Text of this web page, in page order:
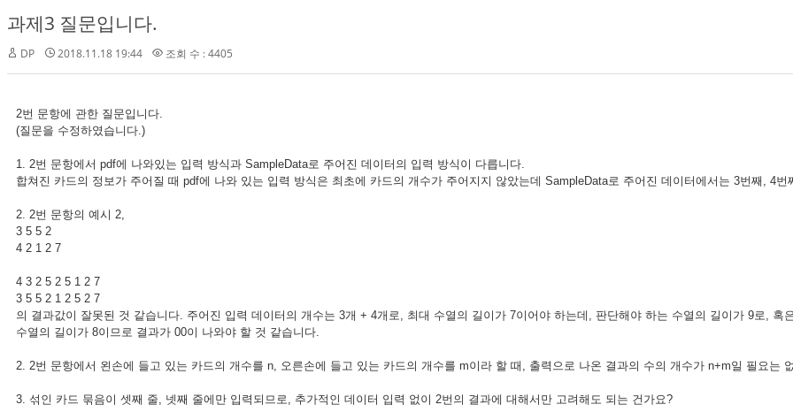
과제3 질문입니다.
DP 2018.11.18 19:44 조회 수 : 4405
2번 문항에 관한 질문입니다.
(질문을 수정하였습니다.)
1. 2번 문항에서 pdf에 나와있는 입력 방식과 SampleData로 주어진 데이터의 입력 방식이 다릅니다.
합쳐진 카드의 정보가 주어질 때 pdf에 나와 있는 입력 방식은 최초에 카드의 개수가 주어지지 않았는데 SampleData로 주어진 데이터에서는 3번째, 4
2. 2번 문항의 예시 2,
3 5 5 2
4 2 1 2 7
4 3 2 5 2 5 1 2 7
3 5 5 2 1 2 5 2 7
의 결과값이 잘못된 것 같습니다. 주어진 입력 데이터의 개수는 3개 + 4개로, 최대 수열의 길이가 7이어야 하는데, 판단해야 하는 수열의 길이가 9로,
수열의 길이가 8이므로 결과가 00이 나와야 할 것 같습니다.
2. 2번 문항에서 왼손에 들고 있는 카드의 개수를 n, 오른손에 들고 있는 카드의 개수를 m이라 할 때, 출력으로 나온 결과의 수의 개수가 n+m일 필요는
3. 섞인 카드 묶음이 셋째 줄, 넷째 줄에만 입력되므로, 추가적인 데이터 입력 없이 2번의 결과에 대해서만 고려해도 되는 건가요?